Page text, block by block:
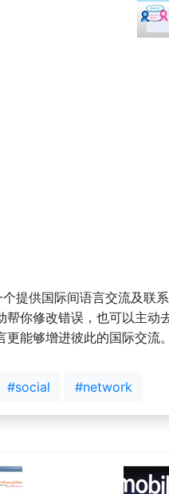
提供国际间语言交流及联
帮你修改错误，也可以主
更能够增进彼此的国际交流。
#social #network